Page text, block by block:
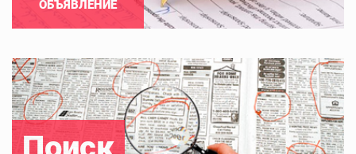
ОБЪЯВЛЕНИЕ